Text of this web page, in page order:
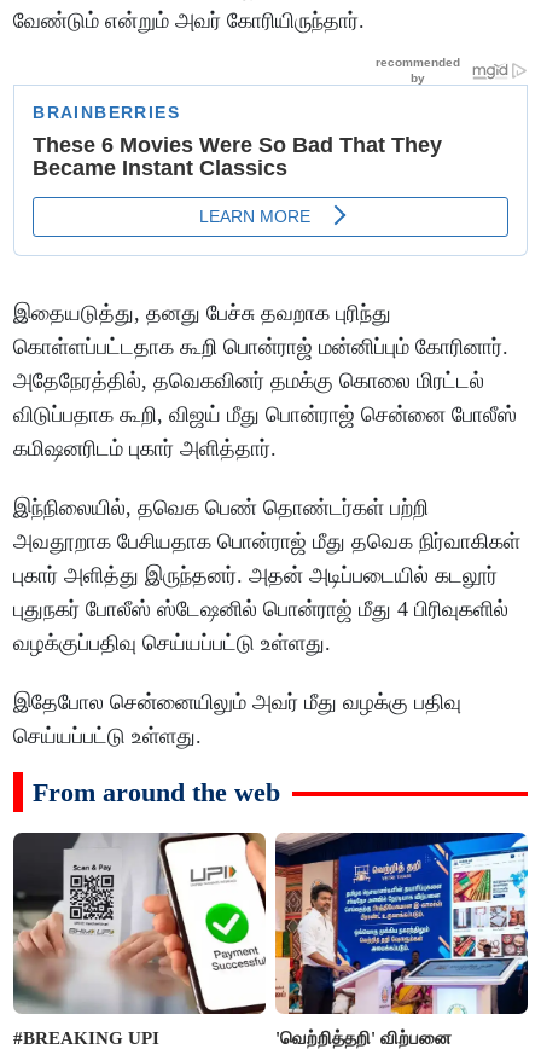
வேண்டும் என்றும் அவர் கோரியிருந்தார்.
இதையடுத்து, தனது பேச்சு தவறாக புரிந்து
கொள்ளப்பட்டதாக கூறி பொன்ராஜ் மன்னிப்பும் கோரினார்.
அதேநேரத்தில், தவெகவினர் தமக்கு கொலை மிரட்டல்
விடுப்பதாக கூறி, விஜய் மீது பொன்ராஜ் சென்னை போலீஸ்
கமிஷனரிடம் புகார் அளித்தார்.
இந்நிலையில், தவெக பெண் தொண்டர்கள் பற்றி
அவதூறாக பேசியதாக பொன்ராஜ் மீது தவெக நிர்வாகிகள்
புகார் அளித்து இருந்தனர். அதன் அடிப்படையில் கடலூர்
புதுநகர் போலீஸ் ஸ்டேஷனில் பொன்ராஜ் மீது 4 பிரிவுகளில்
வழக்குப்பதிவு செய்யப்பட்டு உள்ளது.
இதேபோல சென்னையிலும் அவர் மீது வழக்கு பதிவு
செய்யப்பட்டு உள்ளது.
From around the web
#BREAKING UPI 'வெற்றித்தறி' விற்பனை